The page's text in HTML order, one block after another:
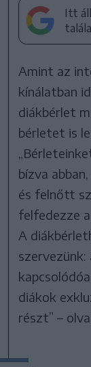
Itt
Amint az
kínálatban
diákbérlet
bérletet is
bízva
és felnőtt
felfedezze
A
diákok
részt” –